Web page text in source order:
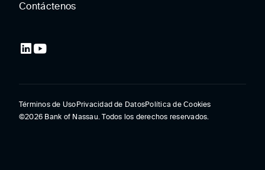
Contáctenos
Términos de Uso Privacidad de DatosPolítica de Cookies
©2026 Bank of Nassau. Todos los derechos reservados.